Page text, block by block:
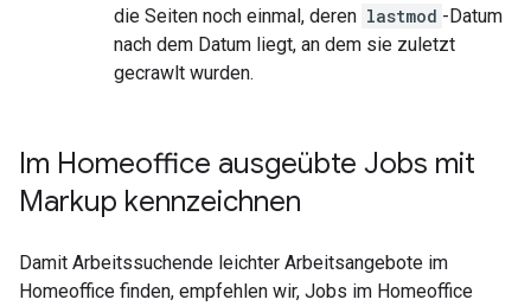
die Seiten noch einmal, deren lastmod -Datum
nach dem Datum liegt, an dem sie zuletzt
gecrawlt wurden.
Im Homeoffice ausgeübte Jobs mit
Markup kennzeichnen
Damit Arbeitssuchende leichter Arbeitsangebote im
Homeoffice finden, empfehlen wir, Jobs im Homeoffice